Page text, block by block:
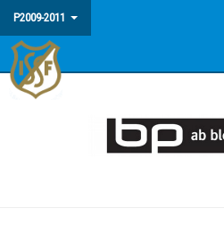
P2009-2011
HEM